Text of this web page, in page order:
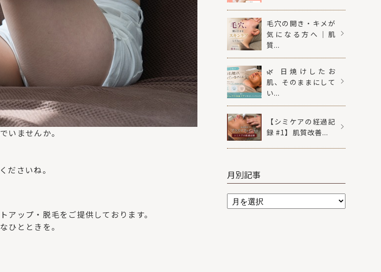
いませんか。
ださいね。
ップ・脱毛をご提供しております。
ひとときを。
毛穴の開き・キメが
気になる方へ｜肌
質...
🌿 日焼けしたお
肌、そのままにして
い...
【シミケアの経過記
録 #1】肌質改善...
月別記事